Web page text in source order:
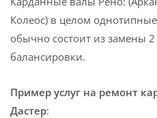
Колеос) в целом
обычно состоит из замены
балансировки.
Пример услуг на ремонт
Дастер: